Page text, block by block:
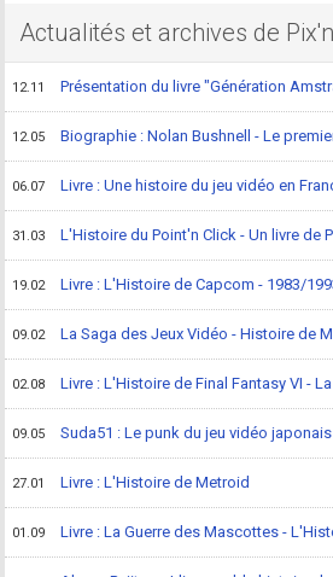
Actualités et archives de
12.11 Présentation du livre "Génération
12.05 Biographie : Nolan Bushnell - Le
06.07 Livre : Une histoire du jeu vidéo en
31.03 L'Histoire du Point'n Click - Un livre de
19.02 Livre : L'Histoire de Capcom - 1983/
09.02 La Saga des Jeux Vidéo - Histoire de
02.08 Livre : L'Histoire de Final Fantasy VI -
09.05 Suda51 : Le punk du jeu vidéo
27.01 Livre : L'Histoire de Metroid
01.09 Livre : La Guerre des Mascottes -